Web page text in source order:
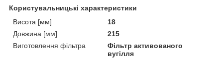
Користувальницькі характеристики
Висота [мм]
18
Довжина [мм]
215
Виготовлення фільтра
Фільтр активованого
вугілля